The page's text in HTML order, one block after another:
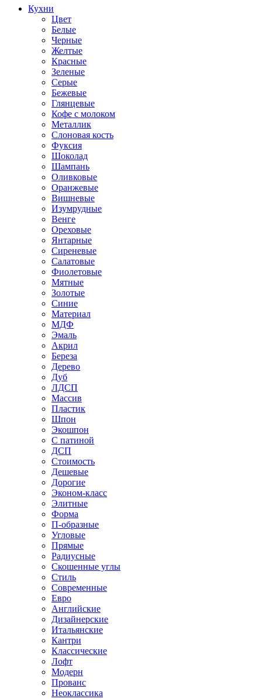
Кухни
Цвет
Белые
Черные
Желтые
Красные
Зеленые
Серые
Бежевые
Глянцевые
Кофе с молоком
Металлик
Слоновая кость
Фуксия
Шоколад
Шампань
Оливковые
Оранжевые
Вишневые
Изумрудные
Венге
Ореховые
Янтарные
Сиреневые
Салатовые
Фиолетовые
Мятные
Золотые
Синие
Материал
МДФ
Эмаль
Акрил
Береза
Дерево
Дуб
ЛДСП
Массив
Пластик
Шпон
Экошпон
С патиной
ДСП
Стоимость
Дешевые
Дорогие
Эконом-класс
Элитные
Форма
П-образные
Угловые
Прямые
Радиусные
Скошенные углы
Стиль
Современные
Евро
Английские
Дизайнерские
Итальянские
Кантри
Классические
Лофт
Модерн
Прованс
Неоклассика